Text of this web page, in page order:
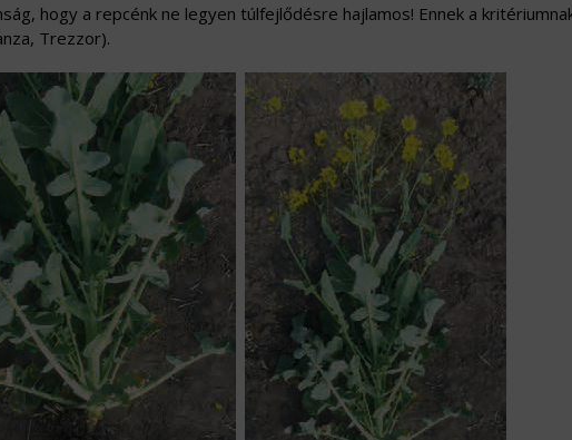
hogy a repcénk ne legyen túlfejlődésre hajlamos! Ennek a
Trezzor).